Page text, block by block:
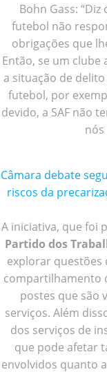
Bohn Gass:
futebol não
obrigações que
Então, se um
a situação de
futebol, por
devido, a SAF não
Câmara debate
riscos da
A iniciativa, que foi
Partido dos
explorar questões
compartilhamento
postes que são
serviços. Além
dos serviços de
que pode afetar
envolvidos quanto